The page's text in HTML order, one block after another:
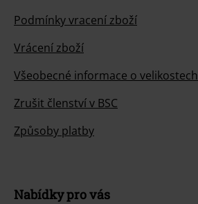
Podmínky vracení zboží
Vrácení zboží
Všeobecné informace o velikostech
Zrušit členství v BSC
Způsoby platby
Nabídky pro vás